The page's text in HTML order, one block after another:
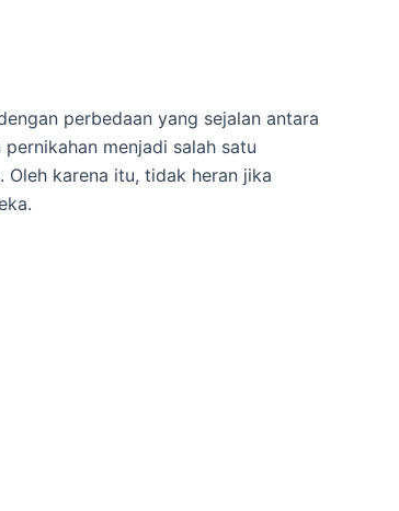
perbedaan yang sejalan antara
menjadi salah satu
karena itu, tidak heran jika